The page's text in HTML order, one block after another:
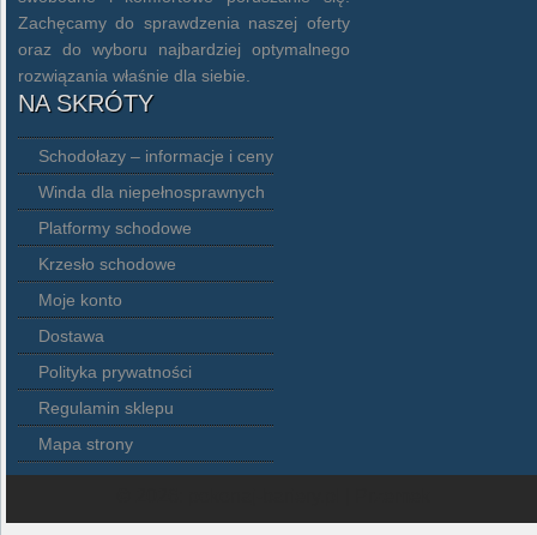
Zachęcamy do sprawdzenia naszej oferty
oraz do wyboru najbardziej optymalnego
rozwiązania właśnie dla siebie.
NA SKRÓTY
Schodołazy – informacje i ceny
Winda dla niepełnosprawnych
Platformy schodowe
Krzesło schodowe
Moje konto
Dostawa
Polityka prywatności
Regulamin sklepu
Mapa strony